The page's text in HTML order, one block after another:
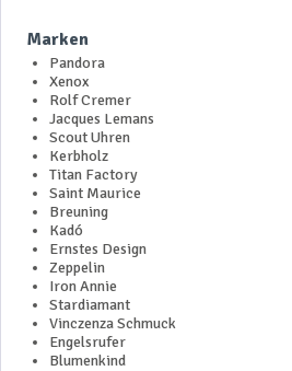
Marken
Pandora
Xenox
Rolf Cremer
Jacques Lemans
Scout Uhren
Kerbholz
Titan Factory
Saint Maurice
Breuning
Kadó
Ernstes Design
Zeppelin
Iron Annie
Stardiamant
Vinczenza Schmuck
Engelsrufer
Blumenkind